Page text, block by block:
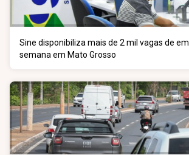
Sine disponibiliza mais de 2 mil vagas de
semana em Mato Grosso